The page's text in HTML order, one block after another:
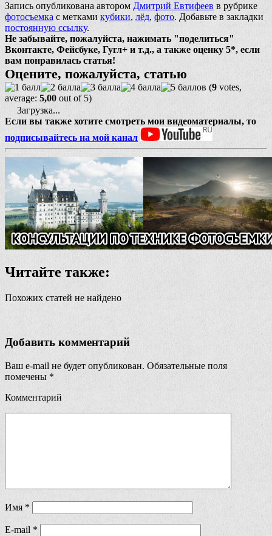
Запись опубликована автором Дмитрий Евтифеев в рубрике
фотосъемка с метками кубики, лёд, фото. Добавьте в закладки
постоянную ссылку.
Не забывайте, пожалуйста, нажимать "поделиться"
Вконтакте, Фейсбуке, Гугл+ и т.д., а также оценку 5*, если
вам понравилась статья!
Оцените, пожалуйста, статью
(9 votes,
average: 5,00 out of 5)
Загрузка...
Если вы также хотите смотреть мои видеоматериалы, то
подписывайтесь на мой канал
Читайте также:
Похожих статей не найдено
Добавить комментарий
Ваш e-mail не будет опубликован. Обязательные поля
помечены *
Комментарий
Имя *
E-mail *